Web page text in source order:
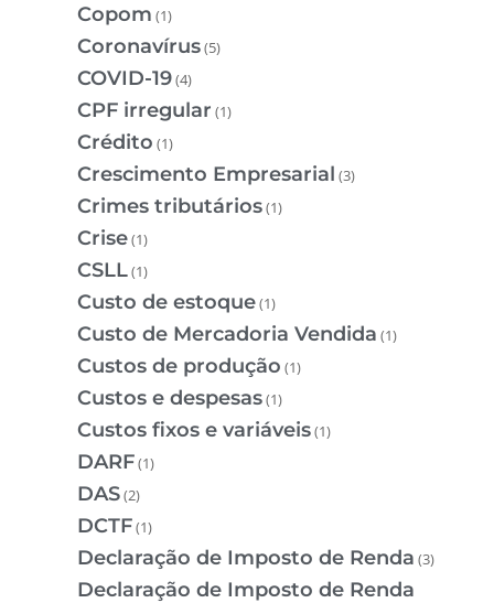
Copom (1)
Coronavírus(5)
COVID-19(4)
CPF irregular (1)
Crédito (1)
Crescimento Empresarial (3)
Crimes tributários(1)
Crise(1)
CSLL(1)
Custo de estoque(1)
Custo de Mercadoria Vendida (1)
Custos de produção (1)
Custos e despesas(1)
Custos fixos e variáveis(1)
DARF(1)
DAS(2)
DCTF(1)
Declaração de Imposto de Renda (3)
Declaração de Imposto de Renda